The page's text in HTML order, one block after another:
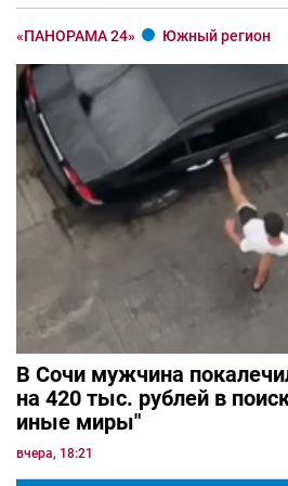
«ПАНОРАМА 24» Южный регион
В Сочи мужчина
на 420 тыс. рублей в
иные миры"
вчера, 18:21